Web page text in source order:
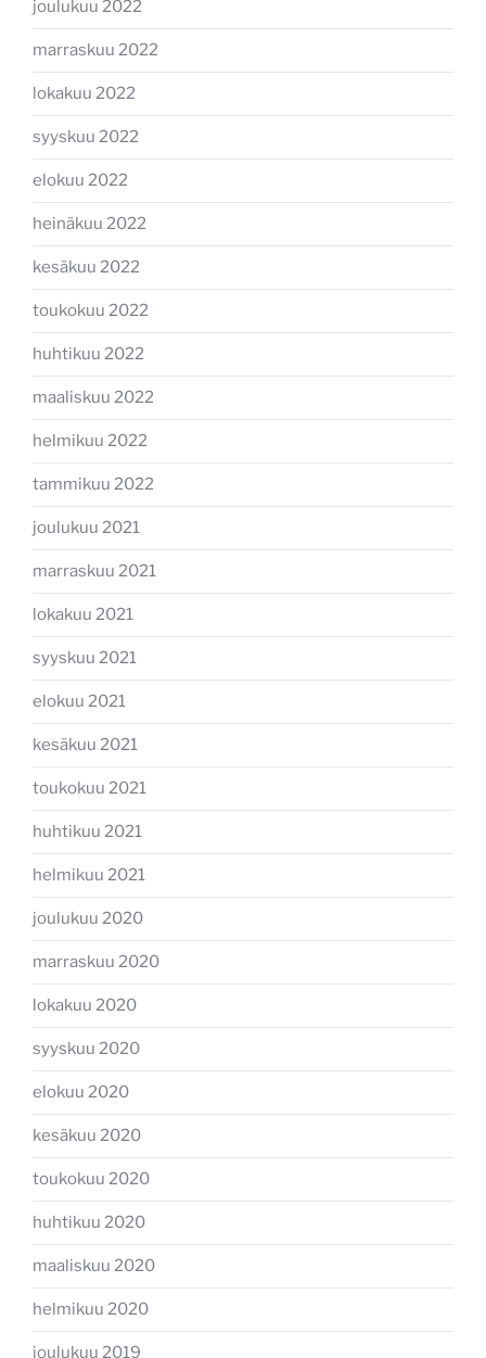
joulukuu 2022
marraskuu 2022
lokakuu 2022
syyskuu 2022
elokuu 2022
heinäkuu 2022
kesäkuu 2022
toukokuu 2022
huhtikuu 2022
maaliskuu 2022
helmikuu 2022
tammikuu 2022
joulukuu 2021
marraskuu 2021
lokakuu 2021
syyskuu 2021
elokuu 2021
kesäkuu 2021
toukokuu 2021
huhtikuu 2021
helmikuu 2021
joulukuu 2020
marraskuu 2020
lokakuu 2020
syyskuu 2020
elokuu 2020
kesäkuu 2020
toukokuu 2020
huhtikuu 2020
maaliskuu 2020
helmikuu 2020
joulukuu 2019